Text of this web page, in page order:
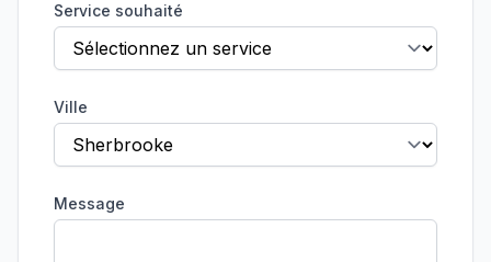
Service souhaité
Ville
Message